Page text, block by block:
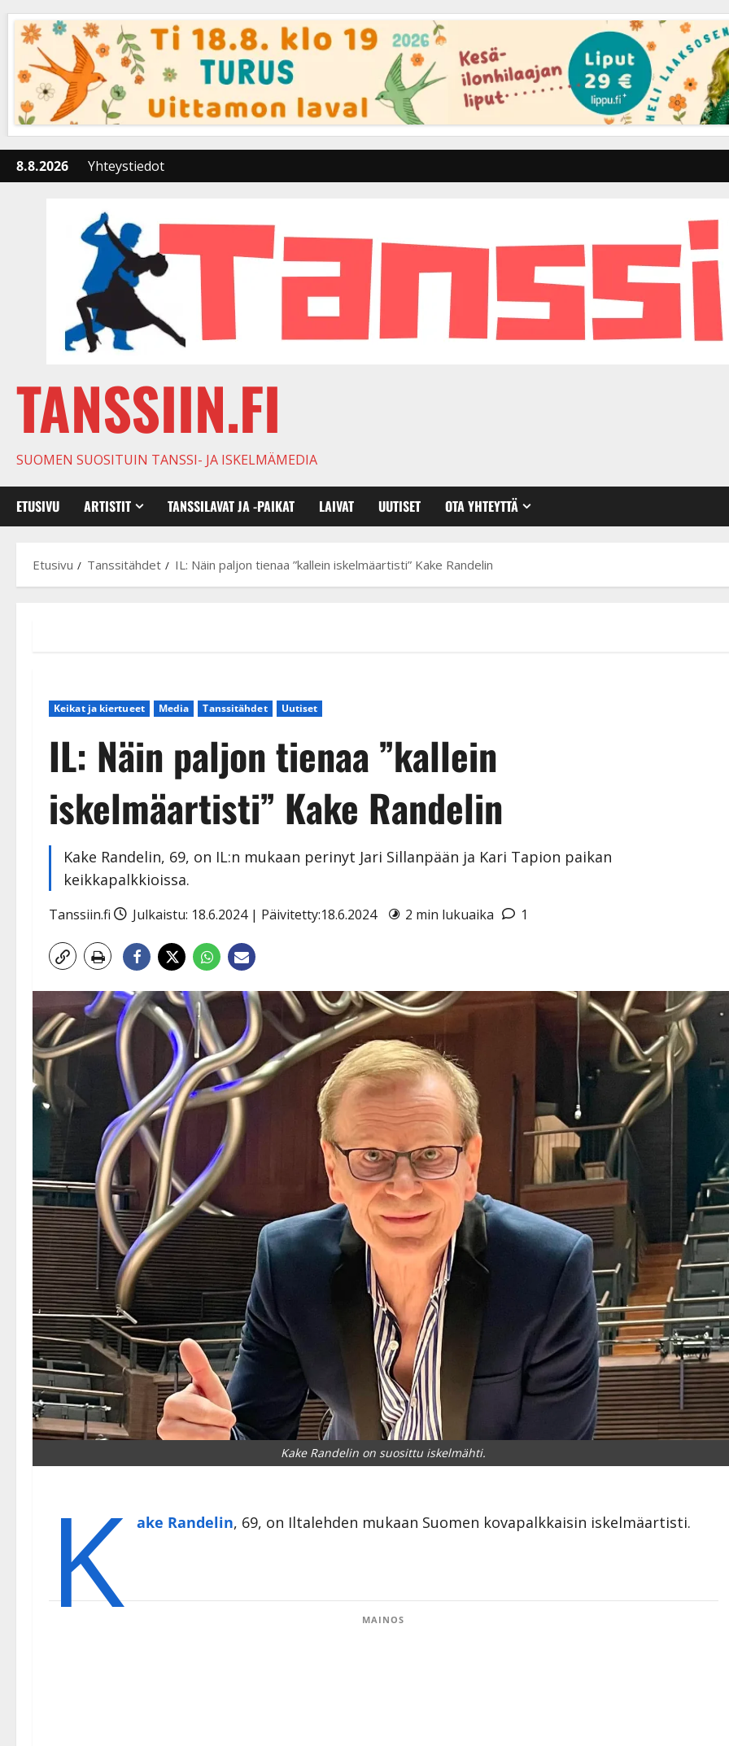
content
8.8.2026 Yhteystiedot
TANSSIIN.FI
SUOMEN SUOSITUIN TANSSI- JA ISKELMÄMEDIA
ETUSIVU ARTISTIT TANSSILAVAT JA -PAIKAT LAIVAT UUTISET OTA YHTEYTTÄ
Etusivu Tanssitähdet IL: Näin paljon tienaa ”kallein iskelmäartisti” Kake Randelin
Keikat ja kiertueet Media Tanssitähdet Uutiset
IL: Näin paljon tienaa ”kallein
iskelmäartisti” Kake Randelin
Kake Randelin, 69, on IL:n mukaan perinyt Jari Sillanpään ja Kari Tapion paikan
keikkapalkkioissa.
Tanssiin.fi Julkaistu: 18.6.2024 | Päivitetty:18.6.2024 2 min lukuaika 1
Kake Randelin on suosittu iskelmähti.
K ake Randelin, 69, on Iltalehden mukaan Suomen kovapalkkaisin iskelmäartisti.
MAINOS